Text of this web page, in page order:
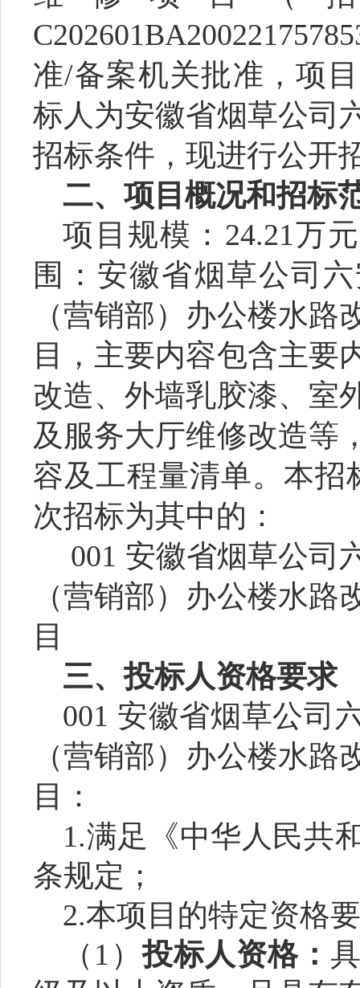
准/备案机关批准，项
标人为安徽省烟草公司
招标条件，现进行公开
二、项目概况和招标
项目规模： 24.21万元
围： 安徽省烟草公司
（营销部）办公楼水
目
，主要内容包含主要
改造、外墙乳胶漆、室
及服务大厅维修改造等
容及工程量清单。本招
次招标为其中的：
001 安徽省烟草公司
（营销部）办公楼水
目
三、投标人资格要求
001 安徽省烟草公司
（营销部）办公楼水
目
：
1.满足《中华人民共
条规定；
2.本项目的特定资格
（ 1）投标人资格：